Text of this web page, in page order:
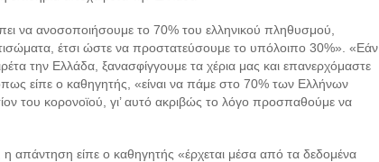
να ανοσοποιήσουμε το 70% του ελληνικού πληθυσμού,
έτσι ώστε να προστατεύσουμε το υπόλοιπο 30%». «Εάν
την Ελλάδα, ξανασφίγγουμε τα χέρια μας και επανερχόμαστε
είπε ο καθηγητής, «είναι να πάμε στο 70% των Ελλήνων
του κορονοϊού, γι’ αυτό ακριβώς το λόγο προσπαθούμε να
απάντηση είπε ο καθηγητής «έρχεται μέσα από τα δεδομένα